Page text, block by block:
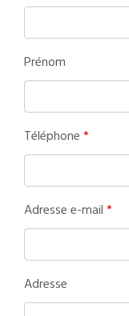
Prénom
Téléphone*
Adresse e-mail*
Adresse